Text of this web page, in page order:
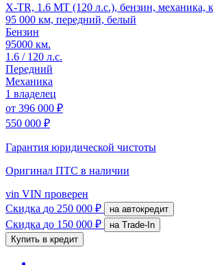
X-TR, 1.6 MT (120 л.с.), бензин, механика,
95 000 км, передний, белый
Бензин
95000 км.
1.6 / 120 л.с.
Передний
Механика
1 владелец
от 396 000 ₽
550 000 ₽
Гарантия юридической чистоты
Оригинал ПТС в наличии
vin VIN проверен
Скидка до 250 000 ₽ на автокредит
Скидка до 150 000 ₽
на Trade-In
Купить в кредит